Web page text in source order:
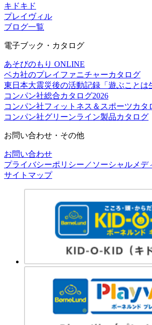
キドキド
プレイヴィル
ブログ一覧
電子ブック・カタログ
あそびのもり ONLINE
ベカ社のプレイファニチャーカタログ
東日本大震災後の活動記録「遊ぶことは
コンパン社総合カタログ2026
コンパン社フィットネス＆スポーツカタ
コンパン社グリーンライン製品カタログ
お問い合わせ・その他
お問い合わせ
プライバシーポリシー／ソーシャルメデ
サイトマップ